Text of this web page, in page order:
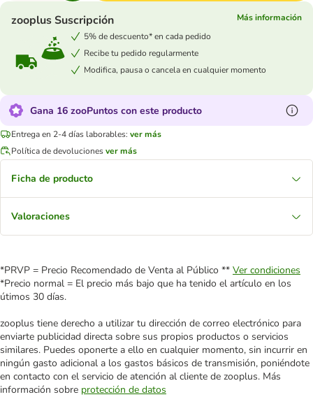
zooplus Suscripción
Más información
5% de descuento* en cada pedido
Recibe tu pedido regularmente
Modifica, pausa o cancela en cualquier momento
Gana 16 zooPuntos con este producto
Entrega en 2-4 días laborables: ver más
Política de devolucionesver más
Ficha de producto
Valoraciones
*PRVP = Precio Recomendado de Venta al Público ** Ver condiciones
*Precio normal = El precio más bajo que ha tenido el artículo en los
útimos 30 días.
zooplus tiene derecho a utilizar tu dirección de correo electrónico para
enviarte publicidad directa sobre sus propios productos o servicios
similares. Puedes oponerte a ello en cualquier momento, sin incurrir en
ningún gasto adicional a los gastos básicos de transmisión, poniéndote
en contacto con el servicio de atención al cliente de zooplus. Más
información sobre protección de datos